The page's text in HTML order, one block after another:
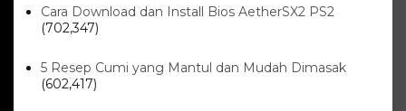
Cara Download dan Install Bios AetherSX2 PS2
(702,347)
5 Resep Cumi yang Mantul dan Mudah Dimasak
(602,417)